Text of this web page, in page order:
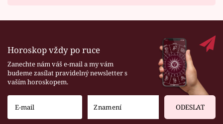
Horoskop vždy po ruce
Zanechte nám váš e-mail a my vám
budeme zasílat pravidelný newsletter s
vaším horoskopem.
ODESLAT